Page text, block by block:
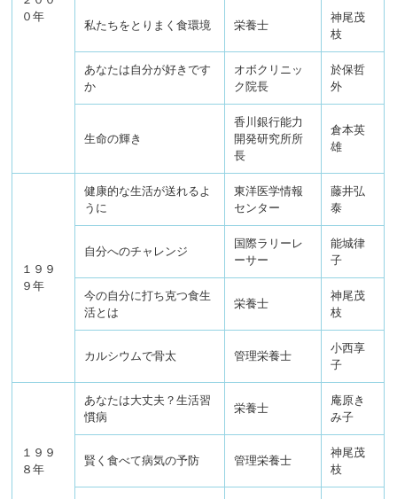
０年
私たちをとりまく食環境 栄養士
神尾茂
枝
あなたは自分が好きです
か
オボクリニッ
ク院長
於保哲
外
生命の輝き
香川銀行能力
開発研究所所
長
倉本英
雄
１９９
９年
健康的な生活が送れるよ
うに
東洋医学情報
センター
藤井弘
泰
自分へのチャレンジ
国際ラリーレ
ーサー
能城律
子
今の自分に打ち克つ食生
活とは
栄養士
神尾茂
枝
カルシウムで骨太 管理栄養士
小西享
子
１９９
８年
あなたは大丈夫？生活習
慣病
栄養士
庵原き
み子
賢く食べて病気の予防 管理栄養士
神尾茂
枝